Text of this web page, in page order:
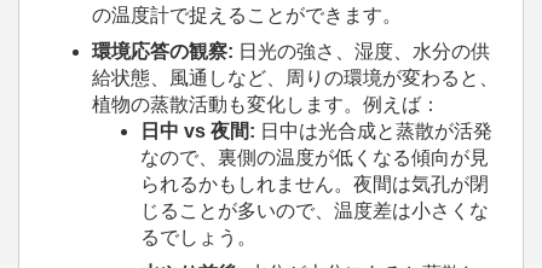
の温度計で捉えることができます。
環境応答の観察: 日光の強さ、湿度、水分の供
給状態、風通しなど、周りの環境が変わると、
植物の蒸散活動も変化します。例えば：
日中 vs 夜間: 日中は光合成と蒸散が活発
なので、裏側の温度が低くなる傾向が見
られるかもしれません。夜間は気孔が閉
じることが多いので、温度差は小さくな
るでしょう。